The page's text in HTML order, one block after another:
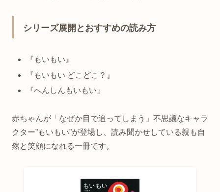
シリーズ展開とおすすめの読み方
『もいもい』
『もいもい どこどこ？』
『へんしんもいもい』
赤ちゃんが「なぜか目で追ってしまう」不思議なキャラ
クター”もいもい”が登場し、読み聞かせしている親も自
然と笑顔になれる一冊です。